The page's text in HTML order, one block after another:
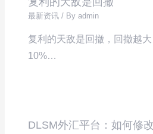
最新资讯 / Byadmin
复利的天敌是回撤，回撤越
10%…
DLSM外汇平台：如何修